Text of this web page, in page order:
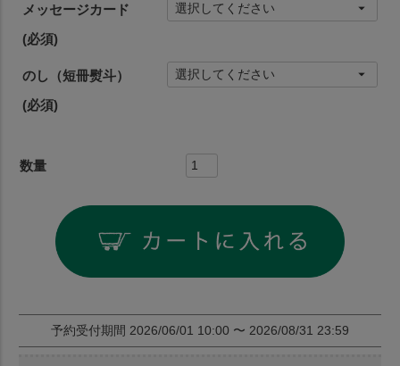
メッセージカード
(必須)
のし（短冊熨斗）
(必須)
予約受付期間 2026/06/01 10:00 〜 2026/08/31 23:59